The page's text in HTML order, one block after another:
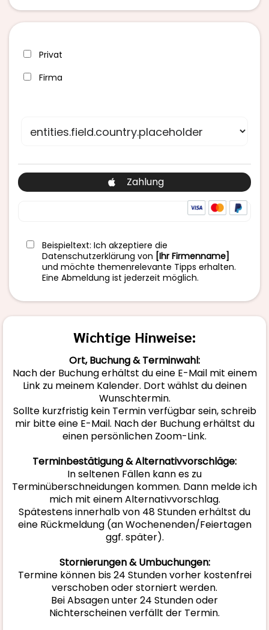
Privat
Firma
Zahlung
Beispieltext: Ich akzeptiere die
Datenschutzerklärung von [Ihr Firmenname]
und möchte themenrelevante Tipps erhalten.
Eine Abmeldung ist jederzeit möglich.
Wichtige Hinweise:
Ort, Buchung & Terminwahl:
Nach der Buchung erhältst du eine E-Mail mit einem
Link zu meinem Kalender. Dort wählst du deinen
Wunschtermin.
Sollte kurzfristig kein Termin verfügbar sein, schreib
mir bitte eine E-Mail. Nach der Buchung erhältst du
einen persönlichen Zoom-Link.
Terminbestätigung & Alternativvorschläge:
In seltenen Fällen kann es zu
Terminüberschneidungen kommen. Dann melde ich
mich mit einem Alternativvorschlag.
Spätestens innerhalb von 48 Stunden erhältst du
eine Rückmeldung (an Wochenenden/Feiertagen
ggf. später).
Stornierungen & Umbuchungen:
Termine können bis 24 Stunden vorher kostenfrei
verschoben oder storniert werden.
Bei Absagen unter 24 Stunden oder
Nichterscheinen verfällt der Termin.